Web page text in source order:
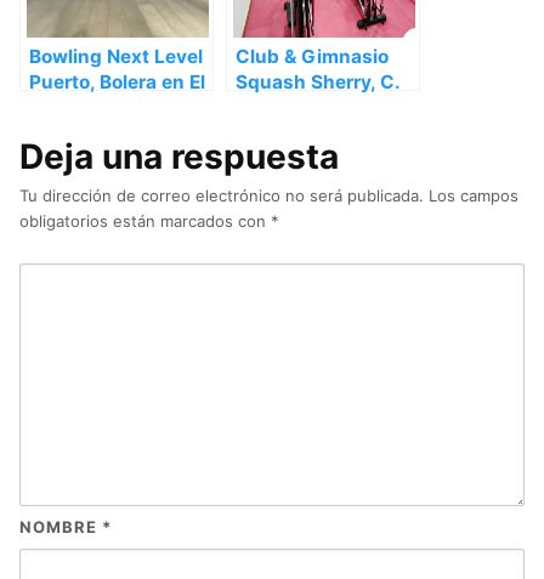
Bowling Next Level
Puerto, Bolera en El
Club & Gimnasio
Squash Sherry, C.
Puerto de Sta
Maria, Gimnasio en
El Puerto de Sta
Deja una respuesta
Tu dirección de correo electrónico no será publicada. Los campos
obligatorios están marcados con *
NOMBRE *